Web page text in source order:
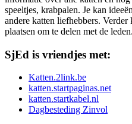
speeltjes, krabpalen. Je kan
andere katten liefhebbers.
plaatsen om te delen met de
SjEd is vriendjes met:
Katten.2link.be
katten.startpaginas.net
katten.startkabel.nl
Dagbesteding Zinvol